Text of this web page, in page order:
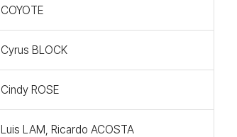
COYOTE
Cyrus BLOCK
Cindy ROSE
Luis LAM, Ricardo ACOSTA